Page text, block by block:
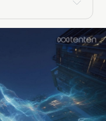
？
公司價值觀、多元
查顯示，有85%的
個關鍵的吸引力因
頂尖人才？
衡、彈性的混合工
福利待遇。同時，